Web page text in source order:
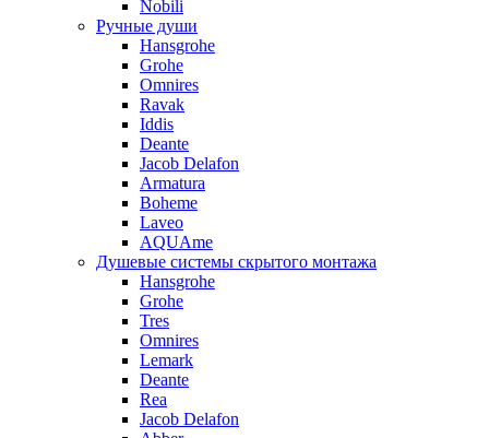
Nobili
Ручные души
Hansgrohe
Grohe
Omnires
Ravak
Iddis
Deante
Jacob Delafon
Armatura
Boheme
Laveo
AQUAme
Душевые системы скрытого монтажа
Hansgrohe
Grohe
Tres
Omnires
Lemark
Deante
Rea
Jacob Delafon